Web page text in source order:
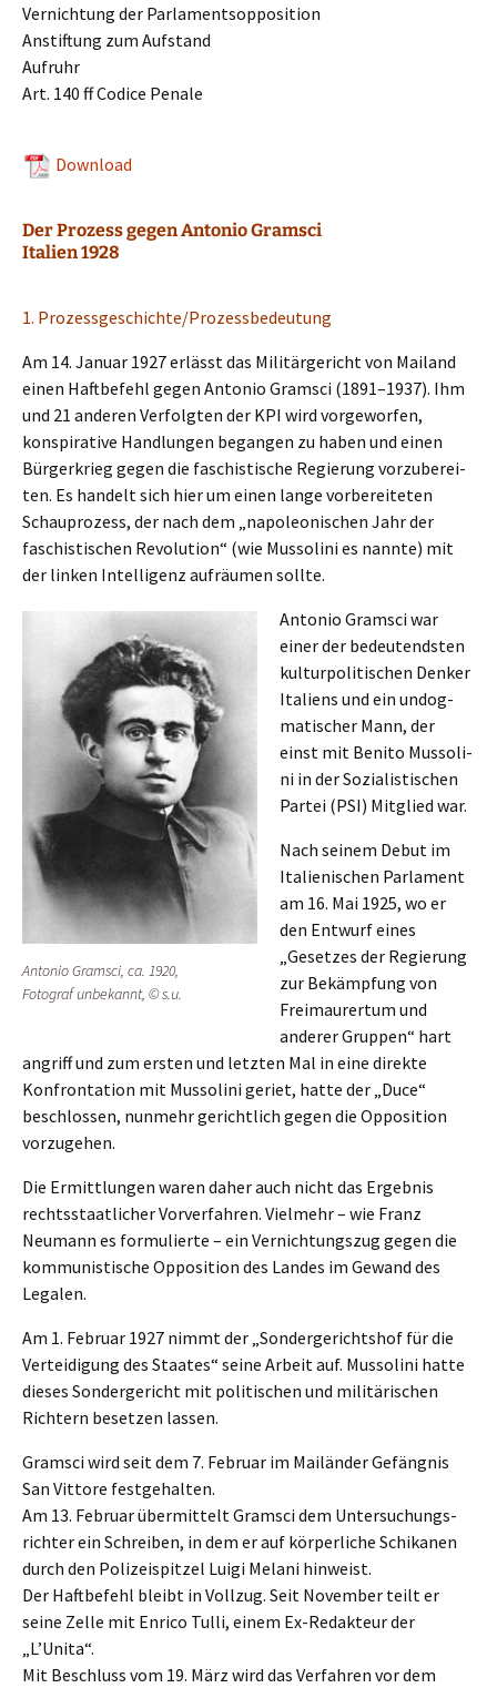
Vernich­tung der Parlamentsopposition
Anstif­tung zum Aufstand
Aufruhr
Art. 140 ff Codice Penale
Download
Der Prozess gegen Antonio Gramsci
Italien 1928
1. Prozessgeschichte/Prozessbedeutung
Am 14. Januar 1927 erlässt das Militär­ge­richt von Mailand
einen Haftbe­fehl gegen Antonio Gramsci (1891–1937). Ihm
und 21 anderen Verfolg­ten der KPI wird vorge­wor­fen,
konspi­ra­ti­ve Handlun­gen began­gen zu haben und einen
Bürger­krieg gegen die faschis­ti­sche Regie­rung vorzu­be­rei­
ten. Es handelt sich hier um einen lange vorbe­rei­te­ten
Schau­pro­zess, der nach dem „napoleo­ni­schen Jahr der
faschis­ti­schen Revolu­ti­on“ (wie Musso­li­ni es nannte) mit
der linken Intel­li­genz aufräu­men sollte.
Antonio Gramsci, ca. 1920,
Fotograf unbekannt, © s.u.
Antonio Gramsci war
einer der bedeu­tends­ten
kultur­po­li­ti­schen Denker
Itali­ens und ein undog­
ma­ti­scher Mann, der
einst mit Benito Musso­li­
ni in der Sozia­lis­ti­schen
Partei (PSI) Mitglied war.
Nach seinem Debut im
Italie­ni­schen Parla­ment
am 16. Mai 1925, wo er
den Entwurf eines
„Geset­zes der Regie­rung
zur Bekämp­fung von
Freimau­rer­tum und
anderer Gruppen“ hart
angriff und zum ersten und letzten Mal in eine direk­te
Konfron­ta­ti­on mit Musso­li­ni geriet, hatte der „Duce“
beschlos­sen, nunmehr gericht­lich gegen die Opposi­ti­on
vorzugehen.
Die Ermitt­lun­gen waren daher auch nicht das Ergeb­nis
rechts­staat­li­cher Vorver­fah­ren. Vielmehr – wie Franz
Neumann es formu­lier­te – ein Vernich­tungs­zug gegen die
kommu­nis­ti­sche Opposi­ti­on des Landes im Gewand des
Legalen.
Am 1. Febru­ar 1927 nimmt der „Sonder­ge­richts­hof für die
Vertei­di­gung des Staates“ seine Arbeit auf. Musso­li­ni hatte
dieses Sonder­ge­richt mit politi­schen und militä­ri­schen
Richtern beset­zen lassen.
Gramsci wird seit dem 7. Febru­ar im Mailän­der Gefäng­nis
San Vitto­re festgehalten.
Am 13. Febru­ar übermit­telt Gramsci dem Unter­su­chungs­
rich­ter ein Schrei­ben, in dem er auf körper­li­che Schika­nen
durch den Polizei­spit­zel Luigi Melani hinweist.
Der Haftbe­fehl bleibt in Vollzug. Seit Novem­ber teilt er
seine Zelle mit Enrico Tulli, einem Ex-Redak­teur der
„L’Unita“.
Mit Beschluss vom 19. März wird das Verfah­ren vor dem